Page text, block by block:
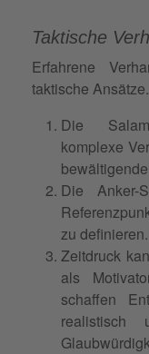
Taktische
Erfahrene
taktische Ansätze.
Die
komplexe
Die Anker-
zu definieren.
Zeitdruck
als
schaffen
realistisch